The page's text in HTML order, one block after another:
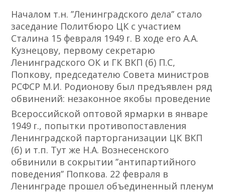
Началом т.н. ʼʼЛенинградского делаʼʼ стало
заседание Политбюро ЦК с участием
Сталина 15 февраля 1949 ᴦ. В ходе его А.А.
Кузнецову, первому секретарю
Ленинградского ОК и ГК ВКП (б) П.С,
Попкову, председателю Совета министров
РСФСР М.И. Родионову был предъявлен ряд
обвинений: незаконное якобы проведение
Всероссийской оптовой ярмарки в январе
1949 ᴦ., попытки противопоставления
Ленинградской парторганизации ЦК ВКП
(б) и т.п. Тут же Н.А. Вознесенского
обвинили в сокрытии ʼʼантипартийного
поведенияʼʼ Попкова. 22 февраля в
Ленинграде прошел объединенный пленум